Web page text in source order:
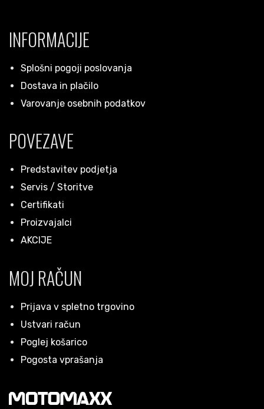
INFORMACIJE
Splošni pogoji poslovanja
Dostava in plačilo
Varovanje osebnih podatkov
POVEZAVE
Predstavitev podjetja
Servis / Storitve
Certifikati
Proizvajalci
AKCIJE
MOJ RAČUN
Prijava v spletno trgovino
Ustvari račun
Poglej košarico
Pogosta vprašanja